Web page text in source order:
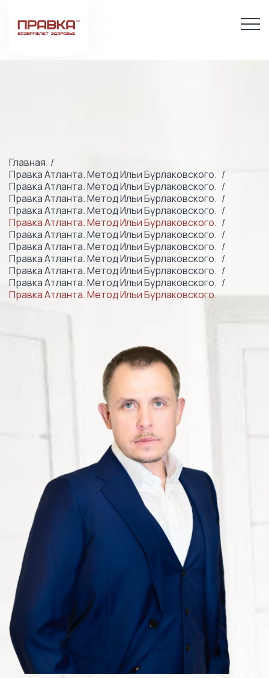
Главная
Правка Атланта. Метод Ильи Бурлаковского.
Правка Атланта. Метод Ильи Бурлаковского.
Правка Атланта. Метод Ильи Бурлаковского.
Правка Атланта. Метод Ильи Бурлаковского.
Правка Атланта. Метод Ильи Бурлаковского.
Правка Атланта. Метод Ильи Бурлаковского.
Правка Атланта. Метод Ильи Бурлаковского.
Правка Атланта. Метод Ильи Бурлаковского.
Правка Атланта. Метод Ильи Бурлаковского.
Правка Атланта. Метод Ильи Бурлаковского.
Правка Атланта. Метод Ильи Бурлаковского.